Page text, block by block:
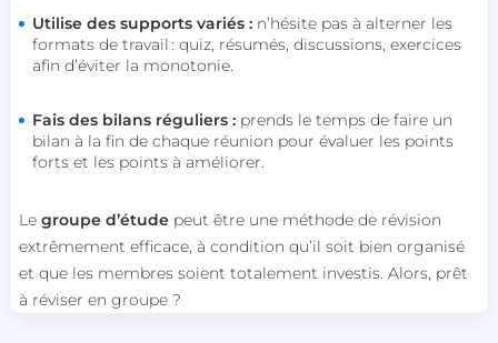
Utilise des supports variés :n’hésite pas à alterner les
formats de travail : quiz, résumés, discussions, exercices
afin d’éviter la monotonie.
Fais des bilans réguliers :prends le temps de faire un
bilan à la fin de chaque réunion pour évaluer les points
forts et les points à améliorer.
Le groupe d’étudepeut être une méthode de révision
extrêmement efficace, à condition qu’il soit bien organisé
et que les membres soient totalement investis. Alors, prêt
à réviser en groupe ?
fonctionnalités de base du site Web telles que la
connexion des utilisateurs et la gestion des
comptes. Le site Web ne peut pas être utilisé
correctement sans les cookies strictement
Nom
Fournisseur / Domaine
session_uuid
beta-front.heyme.care
lccst accounts.livechat.com